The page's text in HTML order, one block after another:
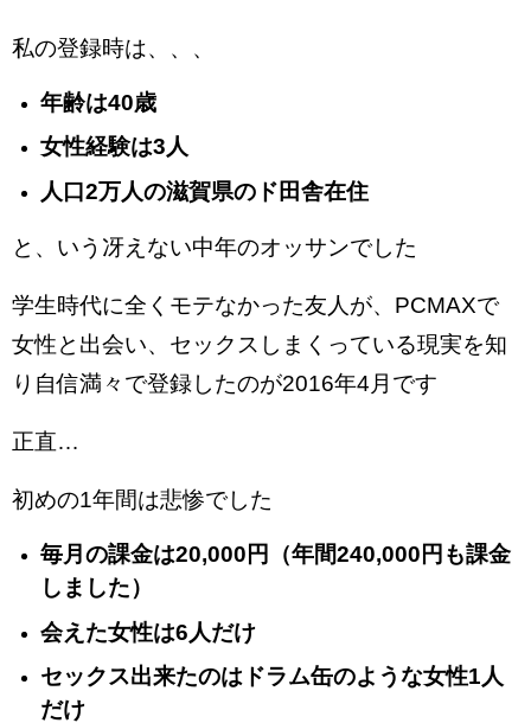
私の登録時は、、、
年齢は40歳
女性経験は3人
人口2万人の滋賀県のド田舎在住
と、いう冴えない中年のオッサンでした
学生時代に全くモテなかった友人が、PCMAXで
女性と出会い、セックスしまくっている現実を知
り自信満々で登録したのが2016年4月です
正直…
初めの1年間は悲惨でした
毎月の課金は20,000円（年間240,000円も課金
しました）
会えた女性は6人だけ
セックス出来たのはドラム缶のような女性1人
だけ